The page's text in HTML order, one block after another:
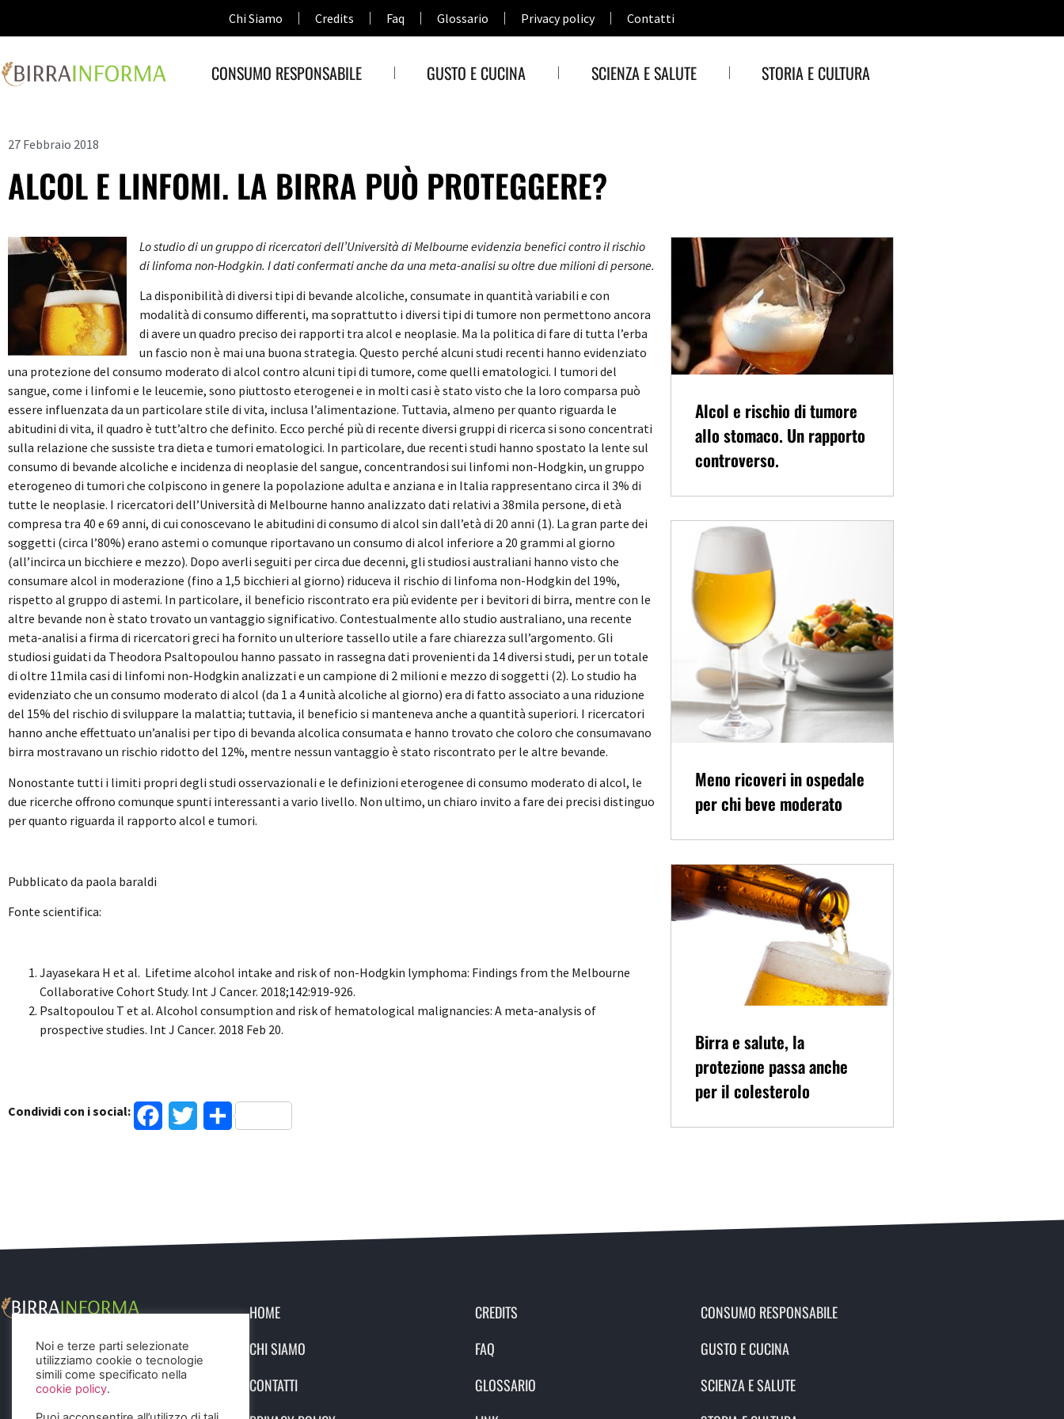
Chi Siamo Credits Faq Glossario Privacy policy Contatti
CONSUMO RESPONSABILE GUSTO E CUCINA SCIENZA E SALUTE STORIA E CULTURA
27 Febbraio 2018
ALCOL E LINFOMI. LA BIRRA PUÒ PROTEGGERE?
Lo studio di un gruppo di ricercatori dell’Università di Melbourne evidenzia benefici contro il rischio
di linfoma non-Hodgkin. I dati confermati anche da una meta-analisi su oltre due milioni di persone.
La disponibilità di diversi tipi di bevande alcoliche, consumate in quantità variabili e con
modalità di consumo differenti, ma soprattutto i diversi tipi di tumore non permettono ancora
di avere un quadro preciso dei rapporti tra alcol e neoplasie. Ma la politica di fare di tutta l’erba
un fascio non è mai una buona strategia. Questo perché alcuni studi recenti hanno evidenziato
una protezione del consumo moderato di alcol contro alcuni tipi di tumore, come quelli ematologici. I tumori del
sangue, come i linfomi e le leucemie, sono piuttosto eterogenei e in molti casi è stato visto che la loro comparsa può
essere influenzata da un particolare stile di vita, inclusa l’alimentazione. Tuttavia, almeno per quanto riguarda le
abitudini di vita, il quadro è tutt’altro che definito. Ecco perché più di recente diversi gruppi di ricerca si sono concentrati
sulla relazione che sussiste tra dieta e tumori ematologici. In particolare, due recenti studi hanno spostato la lente sul
consumo di bevande alcoliche e incidenza di neoplasie del sangue, concentrandosi sui linfomi non-Hodgkin, un gruppo
eterogeneo di tumori che colpiscono in genere la popolazione adulta e anziana e in Italia rappresentano circa il 3% di
tutte le neoplasie. I ricercatori dell’Università di Melbourne hanno analizzato dati relativi a 38mila persone, di età
compresa tra 40 e 69 anni, di cui conoscevano le abitudini di consumo di alcol sin dall’età di 20 anni (1). La gran parte dei
soggetti (circa l’80%) erano astemi o comunque riportavano un consumo di alcol inferiore a 20 grammi al giorno
(all’incirca un bicchiere e mezzo). Dopo averli seguiti per circa due decenni, gli studiosi australiani hanno visto che
consumare alcol in moderazione (fino a 1,5 bicchieri al giorno) riduceva il rischio di linfoma non-Hodgkin del 19%,
rispetto al gruppo di astemi. In particolare, il beneficio riscontrato era più evidente per i bevitori di birra, mentre con le
altre bevande non è stato trovato un vantaggio significativo. Contestualmente allo studio australiano, una recente
meta-analisi a firma di ricercatori greci ha fornito un ulteriore tassello utile a fare chiarezza sull’argomento. Gli
studiosi guidati da Theodora Psaltopoulou hanno passato in rassegna dati provenienti da 14 diversi studi, per un totale
di oltre 11mila casi di linfomi non-Hodgkin analizzati e un campione di 2 milioni e mezzo di soggetti (2). Lo studio ha
evidenziato che un consumo moderato di alcol (da 1 a 4 unità alcoliche al giorno) era di fatto associato a una riduzione
del 15% del rischio di sviluppare la malattia; tuttavia, il beneficio si manteneva anche a quantità superiori. I ricercatori
hanno anche effettuato un’analisi per tipo di bevanda alcolica consumata e hanno trovato che coloro che consumavano
birra mostravano un rischio ridotto del 12%, mentre nessun vantaggio è stato riscontrato per le altre bevande.
Nonostante tutti i limiti propri degli studi osservazionali e le definizioni eterogenee di consumo moderato di alcol, le
due ricerche offrono comunque spunti interessanti a vario livello. Non ultimo, un chiaro invito a fare dei precisi distinguo
per quanto riguarda il rapporto alcol e tumori.
Pubblicato da paola baraldi
Fonte scientifica:
Jayasekara H et al. Lifetime alcohol intake and risk of non-Hodgkin lymphoma: Findings from the Melbourne
Collaborative Cohort Study. Int J Cancer. 2018;142:919-926.
Psaltopoulou T et al. Alcohol consumption and risk of hematological malignancies: A meta-analysis of
prospective studies. Int J Cancer. 2018 Feb 20.
Condividi con i social: FacebookTwitterCondividi
Alcol e rischio di tumore
allo stomaco. Un rapporto
controverso.
Meno ricoveri in ospedale
per chi beve moderato
Birra e salute, la
protezione passa anche
per il colesterolo
HOME
CHI SIAMO
CONTATTI
CREDITS
FAQ
GLOSSARIO
CONSUMO RESPONSABILE
GUSTO E CUCINA
SCIENZA E SALUTE
Noi e terze parti selezionate
utilizziamo cookie o tecnologie
simili come specificato nella
cookie policy.